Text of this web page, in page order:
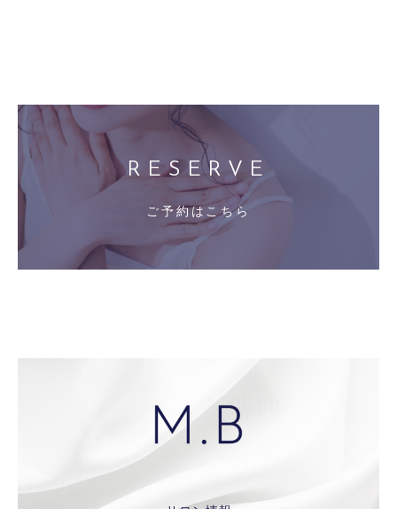
RESERVE
ご予約はこちら